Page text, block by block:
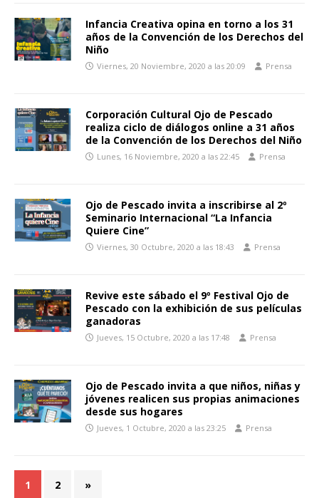
Infancia Creativa opina en torno a los 31
años de la Convención de los Derechos del
Niño
Viernes, 20 Noviembre, 2020 a las 20:09 Prensa
Corporación Cultural Ojo de Pescado
realiza ciclo de diálogos online a 31 años
de la Convención de los Derechos del Niño
Lunes, 16 Noviembre, 2020 a las 22:45 Prensa
Ojo de Pescado invita a inscribirse al 2º
Seminario Internacional “La Infancia
Quiere Cine”
Viernes, 30 Octubre, 2020 a las 18:43 Prensa
Revive este sábado el 9º Festival Ojo de
Pescado con la exhibición de sus películas
ganadoras
Jueves, 15 Octubre, 2020 a las 17:48 Prensa
Ojo de Pescado invita a que niños, niñas y
jóvenes realicen sus propias animaciones
desde sus hogares
Jueves, 1 Octubre, 2020 a las 23:25 Prensa
1 2 »